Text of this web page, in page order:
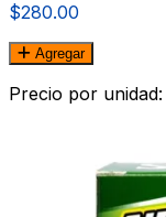
$280.00
Agregar
Precio por